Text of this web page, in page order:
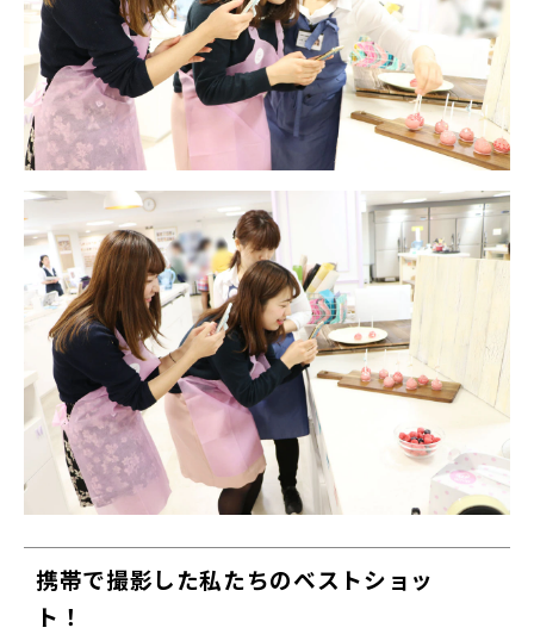
携帯で撮影した私たちのベストショッ
ト！